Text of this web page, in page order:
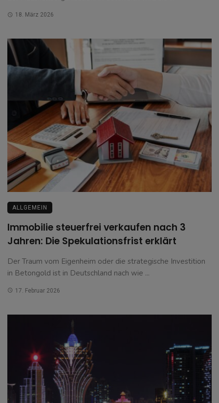
18. März 2026
ALLGEMEIN
Immobilie steuerfrei verkaufen nach 3
Jahren: Die Spekulationsfrist erklärt
Der Traum vom Eigenheim oder die strategische Investition
in Betongold ist in Deutschland nach wie ...
17. Februar 2026